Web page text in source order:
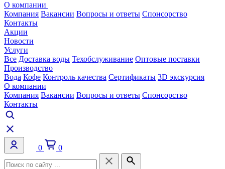
О компании
Компания Вакансии Вопросы и ответы Спонсорство
Контакты
Акции
Новости
Услуги
Все Доставка воды Техобслуживание Оптовые поставки
Производство
Вода Кофе Контроль качества Сертификаты 3D экскурсия
О компании
Компания Вакансии Вопросы и ответы Спонсорство
Контакты
0 0